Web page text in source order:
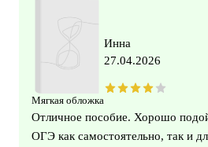
Мягкая обложка
Инна
27.04.2026
Отличное пособие. Хорошо
ОГЭ как самостоятельно, так и